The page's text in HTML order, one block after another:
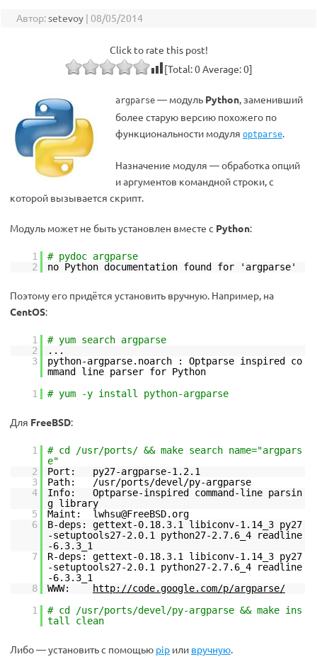
Автор:setevoy | 08/05/2014
Click to rate this post!
[Total:0Average:0]
argparse — модуль Python, заменивший
более старую версию похожего по
функциональности модуля optparse.
Назначение модуля — обработка опций
и аргументов командной строки, с
которой вызывается скрипт.
Модуль может не быть установлен вместе с Python:
1
# pydoc argparse
2
no Python documentation found for 'argparse'
Поэтому его придётся установить вручную. Например, на
CentOS:
1
# yum search argparse
2
...
3
python-argparse.noarch : Optparse inspired co
mmand line parser for Python
1
# yum -y install python-argparse
Для FreeBSD:
1
# cd /usr/ports/ && make search name="argpars
e"
2
Port: py27-argparse-1.2.1
3
Path: /usr/ports/devel/py-argparse
4
Info: Optparse-inspired command-line parsin
g library
5
Maint: lwhsu@FreeBSD.org
6
B-deps: gettext-0.18.3.1 libiconv-1.14_3 py27
-setuptools27-2.0.1 python27-2.7.6_4 readline
-6.3.3_1
7
R-deps: gettext-0.18.3.1 libiconv-1.14_3 py27
-setuptools27-2.0.1 python27-2.7.6_4 readline
-6.3.3_1
8
WWW:
http://code.google.com/p/argparse/
1
# cd /usr/ports/devel/py-argparse && make ins
tall clean
Либо — установить с помощью pip или вручную.